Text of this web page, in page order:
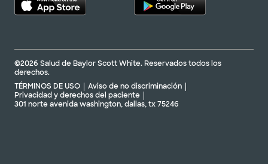
©2026 Salud de Baylor Scott White. Reservados todos los
derechos.
TÉRMINOS DE USO
Aviso de no discriminación
Privacidad y derechos del paciente
301 norte avenida washington, dallas, tx 75246